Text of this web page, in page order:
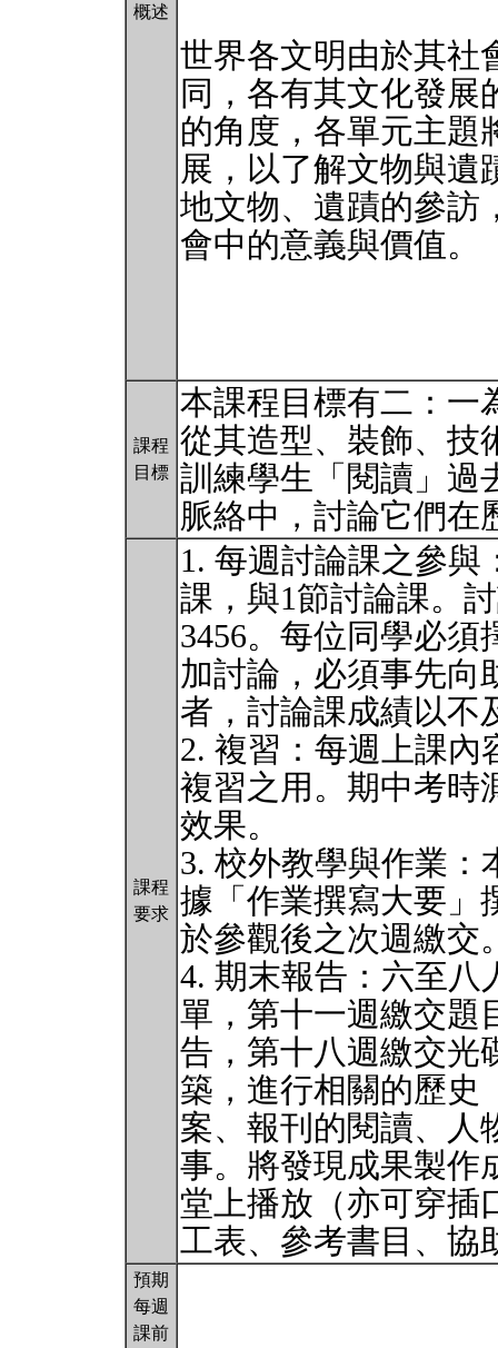
概述
世界各文明由於其社
同，各有其文化發展
的角度，各單元主題
展，以了解文物與遺
地文物、遺蹟的參訪
會中的意義與價值。
課程
目標
本課程目標有二：一
從其造型、裝飾、技
訓練學生「閱讀」過
脈絡中，討論它們
課程
要求
1. 每週討論課之參與
課，與1節討論課。
3456。每位同學必
加討論，必須事先向
者，討論課成績以不
2. 複習：每週上課內
複習之用。期中考時
效果。
3. 校外教學與作業：
據「作業撰寫大要」
於參觀後之次週繳交
4. 期末報告：六至八
單，第十一週繳交題
告，第十八週繳交光
築，進行相關的歷
案、報刊的閱讀、人
事。將發現成果製作
堂上播放（亦可穿插
工表、參考書目、協
預期
每週
課前